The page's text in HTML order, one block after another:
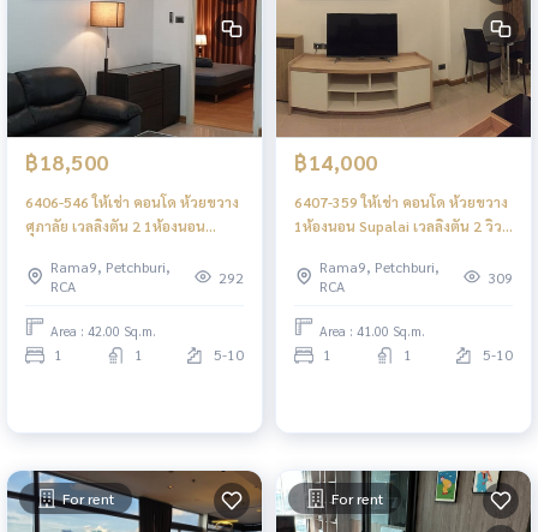
฿18,500
6406-546 ให้เช่า คอนโด ห้วยขวาง
ศุภาลัย เวลลิงตัน 2 1ห้องนอน
วัฒนธรรม
Rama9, Petchburi,
RCA
292
Area : 42.00 Sq.m.
1 1 5-10
฿14,000
6407-359 ให้เช่า คอนโด ห้วยขวาง
1ห้องนอน Supalai เวลลิงตัน 2 วิว
Rama9, Petchburi,
RCA
309
Area : 41.00 Sq.m.
1 1 5-10
For rent For rent